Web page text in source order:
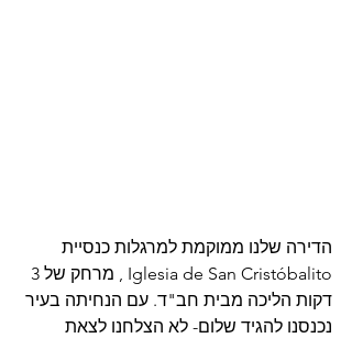
הדירה שלנו ממוקמת למרגלות כנסיית
דקות הליכה מבית חב"ד. עם הנחיתה בעיר
נכנסנו להגיד שלום- לא הצלחנו לצאת